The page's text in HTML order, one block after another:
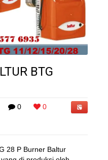
BTG
0 0
28 P Burner Baltur